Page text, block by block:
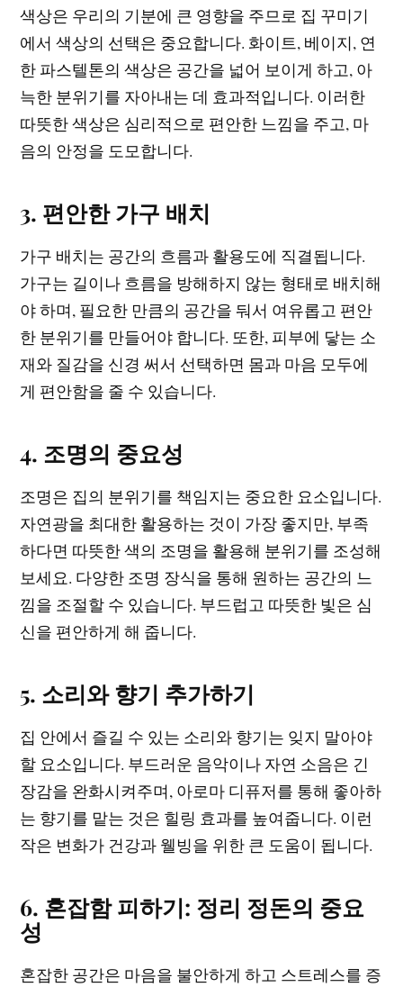
색상은 우리의 기분에 큰 영향을 주므로 집 꾸미기
에서 색상의 선택은 중요합니다. 화이트, 베이지, 연
한 파스텔톤의 색상은 공간을 넓어 보이게 하고, 아
늑한 분위기를 자아내는 데 효과적입니다. 이러한
따뜻한 색상은 심리적으로 편안한 느낌을 주고, 마
음의 안정을 도모합니다.
3. 편안한 가구 배치
가구 배치는 공간의 흐름과 활용도에 직결됩니다.
가구는 길이나 흐름을 방해하지 않는 형태로 배치해
야 하며, 필요한 만큼의 공간을 둬서 여유롭고 편안
한 분위기를 만들어야 합니다. 또한, 피부에 닿는 소
재와 질감을 신경 써서 선택하면 몸과 마음 모두에
게 편안함을 줄 수 있습니다.
4. 조명의 중요성
조명은 집의 분위기를 책임지는 중요한 요소입니다.
자연광을 최대한 활용하는 것이 가장 좋지만, 부족
하다면 따뜻한 색의 조명을 활용해 분위기를 조성해
보세요. 다양한 조명 장식을 통해 원하는 공간의 느
낌을 조절할 수 있습니다. 부드럽고 따뜻한 빛은 심
신을 편안하게 해 줍니다.
5. 소리와 향기 추가하기
집 안에서 즐길 수 있는 소리와 향기는 잊지 말아야
할 요소입니다. 부드러운 음악이나 자연 소음은 긴
장감을 완화시켜주며, 아로마 디퓨저를 통해 좋아하
는 향기를 맡는 것은 힐링 효과를 높여줍니다. 이런
작은 변화가 건강과 웰빙을 위한 큰 도움이 됩니다.
6. 혼잡함 피하기: 정리 정돈의 중요
성
혼잡한 공간은 마음을 불안하게 하고 스트레스를 증